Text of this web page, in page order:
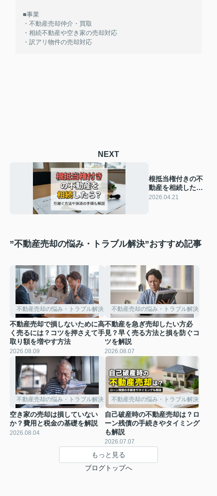
■事業
・不動産売却仲介・買取
・相続不動産や空き家の売却対応
・訳アリ物件の売却対応
NEXT
根抵当権付きの不
動産を相続した
ら？引継ぐ方法や
2026.04.21
”不動産売却の悩み・トラブル解決”おすすめ記事
不動産売却の悩み・トラブル解決
不動産売却で損しないために高
く売るには？コツを押さえて手
取り額を増やす方法
2026.08.09
不動産売却の悩み・トラブル解決
不動産を急ぎ売却したい方必
見？早く売る方法と損を防ぐコ
ツを解説
2026.08.07
不動産売却の悩み・トラブル解決
空き家の売却は損していない
か？費用と税金の基礎を解説
2026.08.04
不動産売却の悩み・トラブル解決
自己破産時の不動産売却は？ロ
ーン残債の手続きやタイミング
も解説
2026.07.07
もっと見る
ブログトップへ